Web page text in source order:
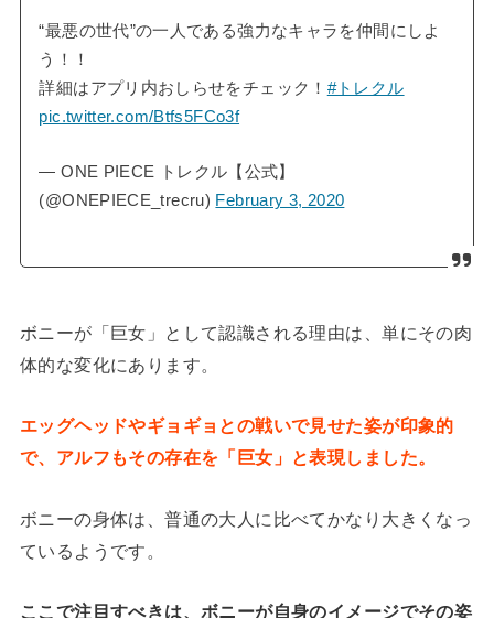
“最悪の世代”の一人である強力なキャラを仲間にしよ
う！！
詳細はアプリ内おしらせをチェック！ #トレクル
pic.twitter.com/Btfs5FCo3f
— ONE PIECE トレクル【公式】
(@ONEPIECE_trecru) February 3, 2020
ボニーが「巨女」として認識される理由は、単にその肉
体的な変化にあります。
エッグヘッドやギョギョとの戦いで見せた姿が印象的
で、アルフもその存在を「巨女」と表現しました。
ボニーの身体は、普通の大人に比べてかなり大きくなっ
ているようです。
ここで注目すべきは、ボニーが自身のイメージでその姿